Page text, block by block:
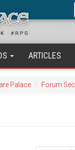
ARTICLES
Palace Forum